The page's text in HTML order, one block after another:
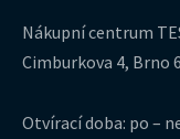
Nákupní centrum
Cimburkova 4, Brno
Otvírací doba: po –